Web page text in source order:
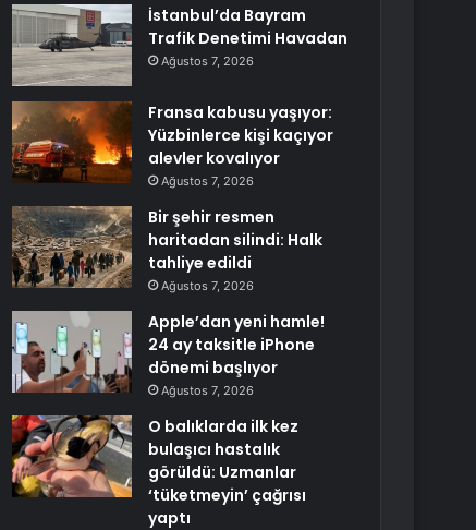
İstanbul’da Bayram
Trafik Denetimi Havadan
Ağustos 7, 2026
Fransa kabusu yaşıyor:
Yüzbinlerce kişi kaçıyor
alevler kovalıyor
Ağustos 7, 2026
Bir şehir resmen
haritadan silindi: Halk
tahliye edildi
Ağustos 7, 2026
Apple’dan yeni hamle!
24 ay taksitle iPhone
dönemi başlıyor
Ağustos 7, 2026
O balıklarda ilk kez
bulaşıcı hastalık
görüldü: Uzmanlar
‘tüketmeyin’ çağrısı
yaptı